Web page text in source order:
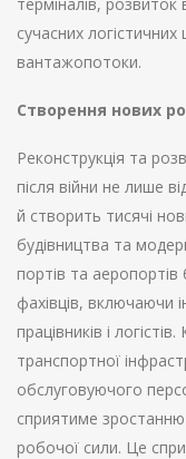
сучасних
вантажопотоки.
Створення нових
Реконструкція та
після війни не лише
й створить тисячі
будівництва та
портів та аеропортів
фахівців, включаючи
працівників і
транспортної
обслуговуючого
сприятиме зростанню
робочої сили. Це